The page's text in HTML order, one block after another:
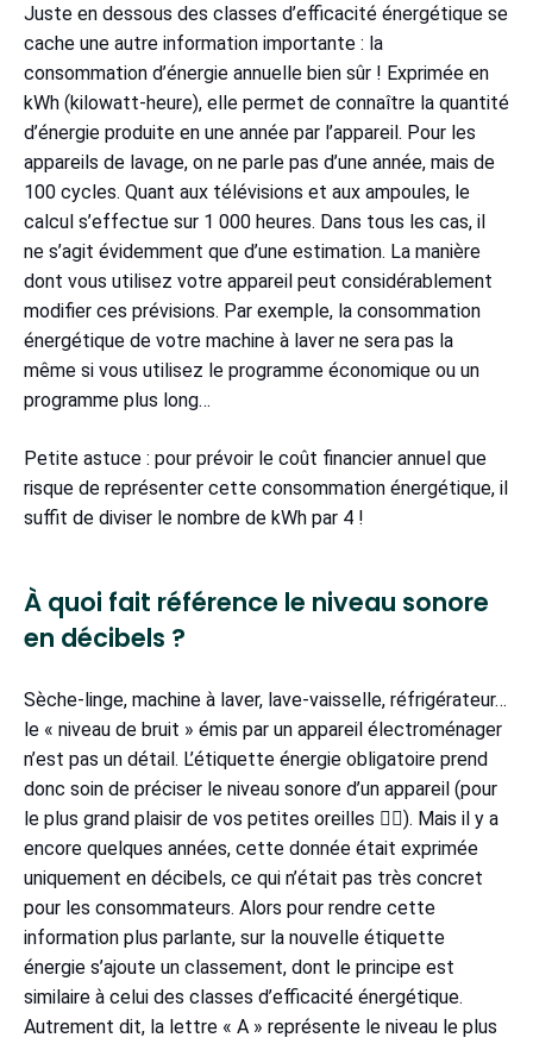
Juste en dessous des classes d’efficacité énergétique se
cache une autre information importante : la
consommation d’énergie annuelle bien sûr ! Exprimée en
kWh (kilowatt-heure), elle permet de connaître la quantité
d’énergie produite en une année par l’appareil. Pour les
appareils de lavage, on ne parle pas d’une année, mais de
100 cycles. Quant aux télévisions et aux ampoules, le
calcul s’effectue sur 1 000 heures. Dans tous les cas, il
ne s’agit évidemment que d’une estimation. La manière
dont vous utilisez votre appareil peut considérablement
modifier ces prévisions. Par exemple, la consommation
énergétique de votre machine à laver ne sera pas la
même si vous utilisez le programme économique ou un
programme plus long…
Petite astuce : pour prévoir le coût financier annuel que
risque de représenter cette consommation énergétique, il
suffit de diviser le nombre de kWh par 4 !
À quoi fait référence le niveau sonore
en décibels ?
Sèche-linge, machine à laver, lave-vaisselle, réfrigérateur…
le « niveau de bruit » émis par un appareil électroménager
n’est pas un détail. L’étiquette énergie obligatoire prend
donc soin de préciser le niveau sonore d’un appareil (pour
le plus grand plaisir de vos petites oreilles 👂🏼). Mais il y a
encore quelques années, cette donnée était exprimée
uniquement en décibels, ce qui n’était pas très concret
pour les consommateurs. Alors pour rendre cette
information plus parlante, sur la nouvelle étiquette
énergie s’ajoute un classement, dont le principe est
similaire à celui des classes d’efficacité énergétique.
Autrement dit, la lettre « A » représente le niveau le plus